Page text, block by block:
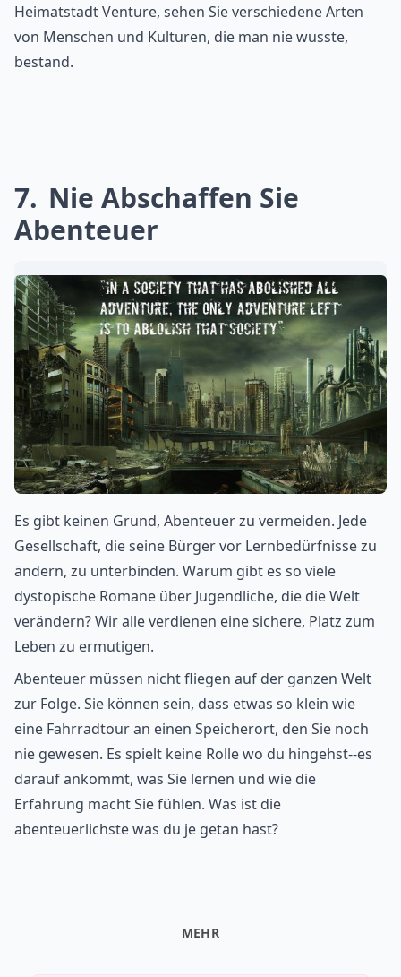
Heimatstadt Venture, sehen Sie verschiedene Arten
von Menschen und Kulturen, die man nie wusste,
bestand.
7 Nie Abschaffen Sie
Abenteuer
Es gibt keinen Grund, Abenteuer zu vermeiden. Jede
Gesellschaft, die seine Bürger vor Lernbedürfnisse zu
ändern, zu unterbinden. Warum gibt es so viele
dystopische Romane über Jugendliche, die die Welt
verändern? Wir alle verdienen eine sichere, Platz zum
Leben zu ermutigen.
Abenteuer müssen nicht fliegen auf der ganzen Welt
zur Folge. Sie können sein, dass etwas so klein wie
eine Fahrradtour an einen Speicherort, den Sie noch
nie gewesen. Es spielt keine Rolle wo du hingehst--es
darauf ankommt, was Sie lernen und wie die
Erfahrung macht Sie fühlen. Was ist die
abenteuerlichste was du je getan hast?
MEHR